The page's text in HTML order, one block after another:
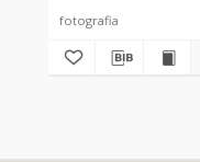
fotografia